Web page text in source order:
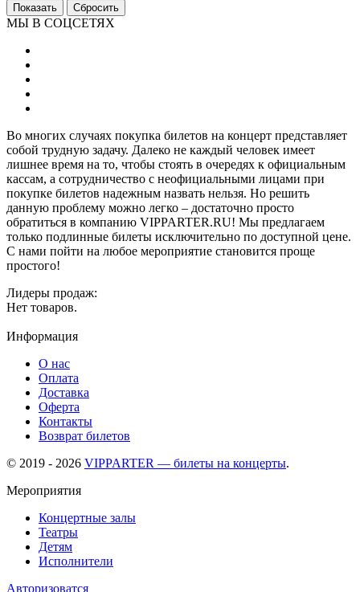
МЫ В СОЦСЕТЯХ
Во многих случаях покупка билетов на концерт представляет
собой трудную задачу. Далеко не каждый человек имеет
лишнее время на то, чтобы стоять в очередях к официальным
кассам, а сотрудничество с неофициальными лицами при
покупке билетов надежным назвать нельзя. Но решить
данную проблему можно легко – достаточно просто
обратиться в компанию VIPPARTER.RU! Мы предлагаем
только подлинные билеты исключительно по доступной цене.
С нами пойти на любое мероприятие становится проще
простого!
Лидеры продаж:
Нет товаров.
Информация
О нас
Оплата
Доставка
Оферта
Контакты
Возврат билетов
© 2019 - 2026 VIPPARTER — билеты на концерты.
Мероприятия
Концертные залы
Театры
Детям
Исполнители
Авторизоватся